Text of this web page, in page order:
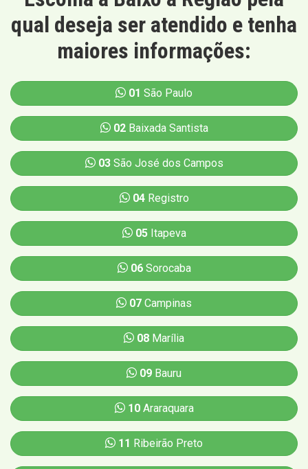
qual deseja ser atendido e tenha
maiores informações:
01 São Paulo
02Baixada Santista
03São José dos Campos
04Registro
05Itapeva
06Sorocaba
07 Campinas
08 Marília
09 Bauru
10Araraquara
11 Ribeirão Preto